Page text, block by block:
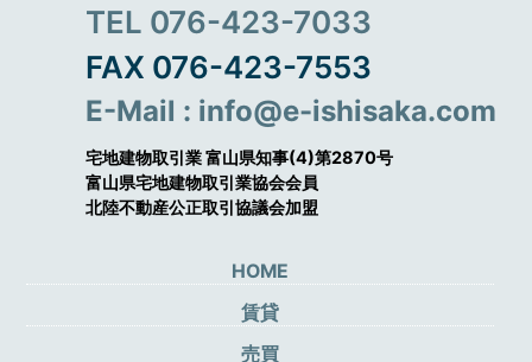
TEL 076-423-7033
FAX 076-423-7553
E-Mail : info@e-ishisaka.com
宅地建物取引業 富山県知事(4)第2870号
富山県宅地建物取引業協会会員
北陸不動産公正取引協議会加盟
HOME
賃貸
売買